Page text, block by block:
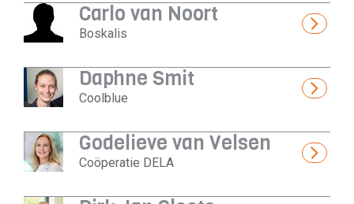
Carlo van Noort
Boskalis
Daphne Smit
Coolblue
Godelieve van Velsen
Coöperatie DELA